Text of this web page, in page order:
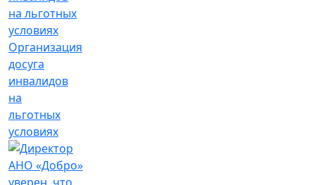
Организация
досуга
инвалидов
на
льготных
условиях